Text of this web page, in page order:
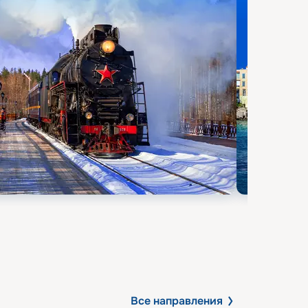
Все направления